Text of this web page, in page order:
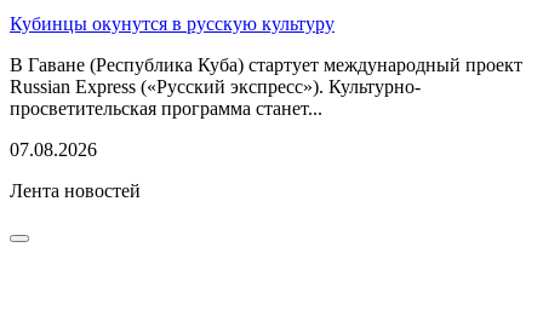
Кубинцы окунутся в русскую культуру
В Гаване (Республика Куба) стартует международный проект
Russian Express («Русский экспресс»). Культурно-
просветительская программа станет...
07.08.2026
Лента новостей